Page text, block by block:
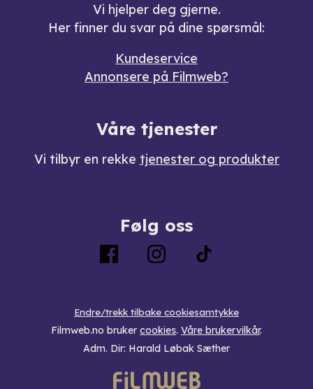
Vi hjelper deg gjerne.
Her finner du svar på dine spørsmål:
Kundeservice
Annonsere på Filmweb?
Våre tjenester
Vi tilbyr en rekke tjenester og produkter
Følg oss
Endre/trekk tilbake cookiesamtykke
Filmweb.no bruker cookies. Våre brukervilkår.
Adm. Dir: Harald Løbak Sæther